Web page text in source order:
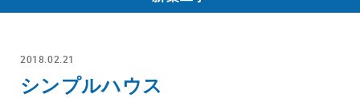
2018.02.21
シンプルハウス